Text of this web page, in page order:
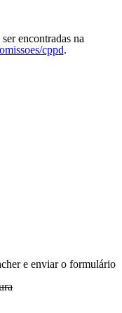
encontradas na
cppd.
e enviar o formulário